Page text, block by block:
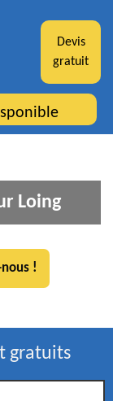
Devis
gratuit
Loing
!
gratuits